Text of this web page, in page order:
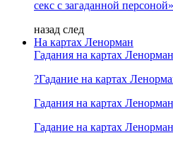
секс с загаданной персоной»
назад след
На картах Ленорман
Гадания на картах Ленорман
?Гадание на картах
Гадания на картах Ленорман
Гадание на картах